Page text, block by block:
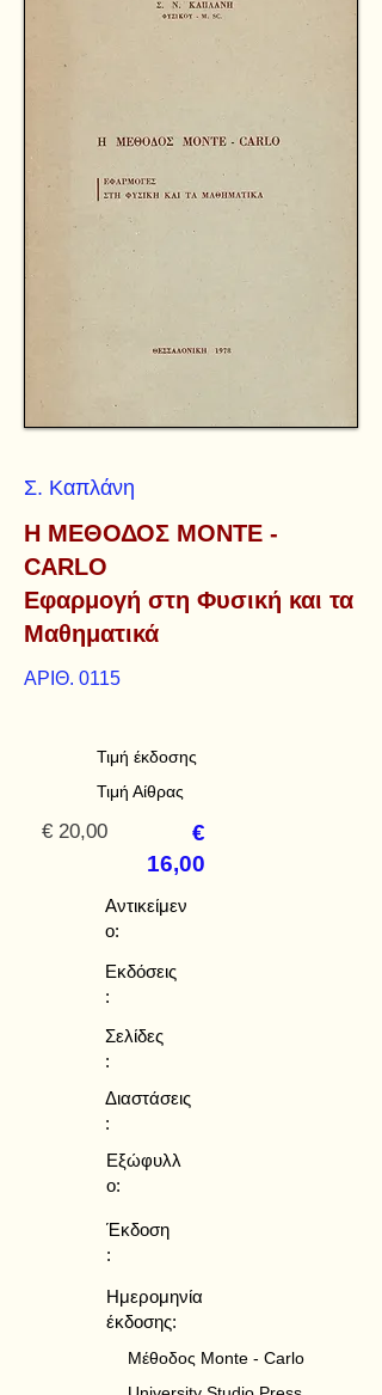
Σ. Καπλάνη
Η ΜΕΘΟΔΟΣ MONTE -
CARLO
Εφαρμογή στη Φυσική και τα
Μαθηματικά
ΑΡΙΘ. 0115
Τιμή έκδοσης
Τιμή Αίθρας
€ 20,00
€
16,00
Αντικείμεν
ο:
Εκδόσεις
:
Σελίδες
:
Διαστάσεις
:
Εξώφυλλ
ο:
Έκδοση
:
Ημερομηνία
έκδοσης:
Μέθοδος Monte - Carlo